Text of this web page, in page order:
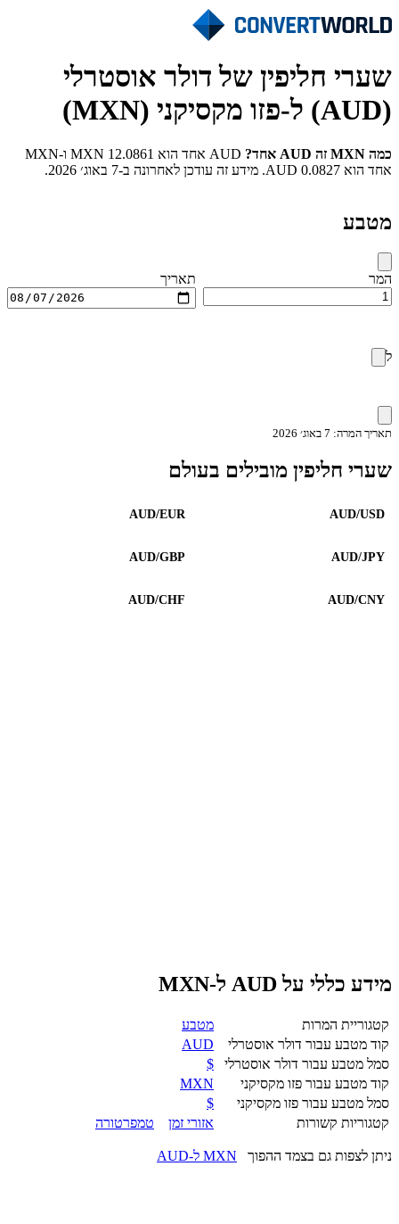
שערי חליפין של דולר אוסטרלי
(AUD) ל-פזו מקסיקני (MXN)
כמה MXN זה AUD אחד?
AUD אחד הוא 12.0861 MXN ו-MXN
אחד הוא 0.0827 AUD. מידע זה עודכן לאחרונה ב-7 באוג׳ 2026.
מטבע
המר תאריך
ל
תאריך המרה: 7 באוג׳ 2026
שערי חליפין מובילים בעולם
AUD/USD
AUD/EUR
AUD/JPY
AUD/GBP
AUD/CNY
AUD/CHF
מידע כללי על AUD ל-MXN
קטגוריית המרות
מטבע
קוד מטבע עבור דולר אוסטרלי
AUD
סמל מטבע עבור דולר אוסטרלי
$
קוד מטבע עבור פזו מקסיקני
MXN
סמל מטבע עבור פזו מקסיקני
$
קטגוריות קשורות
אזורי זמן טמפרטורה
ניתן לצפות גם בצמד ההפוך MXN ל-AUD